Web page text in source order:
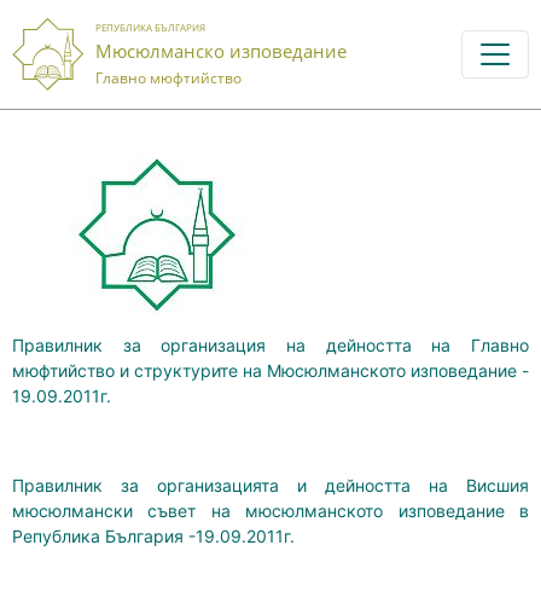
РЕПУБЛИКА БЪЛГАРИЯ
Мюсюлманско изповедание
Главно мюфтийство
Правилник за организация на дейността на Главно
мюфтийство и структурите на Мюсюлманското изповедание -
19.09.2011г.
Правилник за организацията и дейността на Висшия
мюсюлмански съвет на мюсюлманското изповедание в
Република България -19.09.2011г.